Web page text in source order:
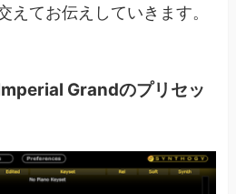
えてお伝えしていきます。
Grandのプリセッ